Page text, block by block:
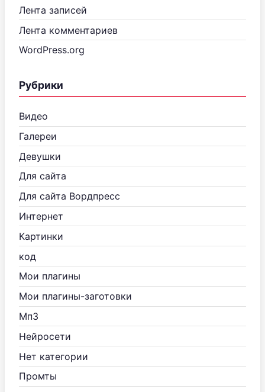
Лента записей
Лента комментариев
WordPress.org
Рубрики
Видео
Галереи
Девушки
Для сайта
Для сайта Вордпресс
Интернет
Картинки
код
Мои плагины
Мои плагины-заготовки
Мп3
Нейросети
Нет категории
Промты